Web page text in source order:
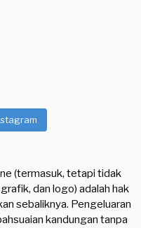
(termasuk, tetapi tidak
dan logo) adalah hak
sebaliknya. Pengeluaran
kandungan tanpa